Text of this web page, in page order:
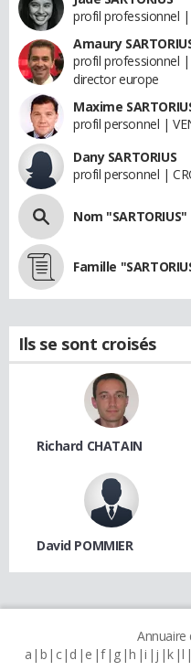
profil professionnel |
Amaury
profil professionnel
director europe
Maxime
profil personnel |
Dany SARTORIUS
profil personnel |
Nom "SARTORIUS"
Famille
Ils se sont croisés
Richard CHATAIN
David POMMIER
Annuaire
a b c d e f g h i j k l